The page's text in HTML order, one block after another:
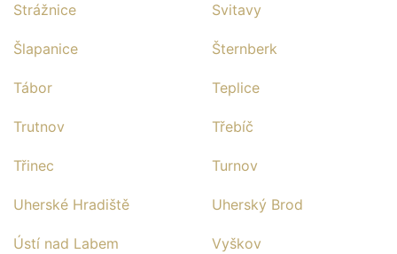
Strážnice Svitavy
Šlapanice Šternberk
Tábor Teplice
Trutnov Třebíč
Třinec Turnov
Uherské Hradiště Uherský Brod
Ústí nad Labem Vyškov